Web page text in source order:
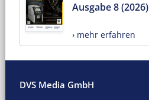
Ausgabe 8 (2026)
› mehr erfahren
DVS Media GmbH